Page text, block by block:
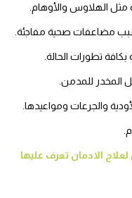
الهلاوس والأوهام.
مضاعفات صحية مفاجئة.
تطورات الحالة.
المخدر للمدمن.
والجرعات ومواعيدها.
الادمان تعرف عليها